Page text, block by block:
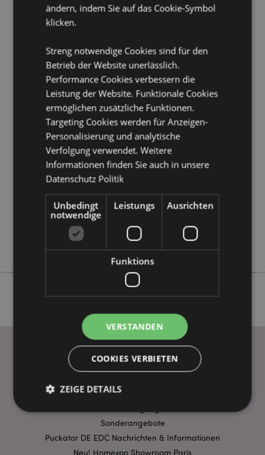
EN71:Ja
Möchten Sie mehr über den Einkauf bei Puckator
erfahren?Dann lesen Sie unserenLeitfaden für
Kundeninformationen.
Produktattribute
Höhe 3cm Breite 3cm Tiefe 3cm
5055071796562
576
0.028000
Ja
Keine
Keine
WICHTIGE INFORMATION
Sonderangebote
Puckator DE EDC Nachrichten & Informationen
Neu! Homexpo Showroom Paris
ändern, indem Sie auf das Cookie-Symbol
klicken.
Streng notwendige Cookies sind für den
Betrieb der Website unerlässlich.
Performance Cookies verbessern die
Leistung der Website. Funktionale Cookies
ermöglichen zusätzliche Funktionen.
Targeting Cookies werden für Anzeigen-
Personalisierung und analytische
Verfolgung verwendet. Weitere
Informationen finden Sie auch in unsere
Datenschutz Politik
Unbedingt
notwendige
Leistungs Ausrichten
Funktions
VERSTANDEN
COOKIES VERBIETEN
ZEIGE DETAILS
Unbedingt notwendige
Leistungs
Ausrichten
Funktions